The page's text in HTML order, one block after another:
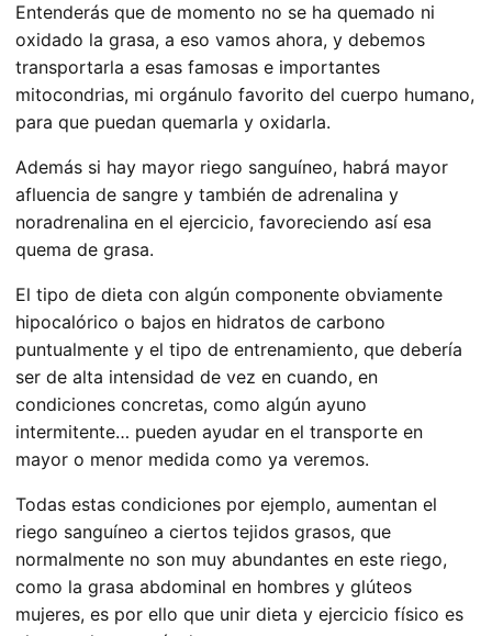
Entenderás que de momento no se ha quemado ni
oxidado la grasa, a eso vamos ahora, y debemos
transportarla a esas famosas e importantes
mitocondrias, mi orgánulo favorito del cuerpo humano,
para que puedan quemarla y oxidarla.
Además si hay mayor riego sanguíneo, habrá mayor
afluencia de sangre y también de adrenalina y
noradrenalina en el ejercicio, favoreciendo así esa
quema de grasa.
El tipo de dieta con algún componente obviamente
hipocalórico o bajos en hidratos de carbono
puntualmente y el tipo de entrenamiento, que debería
ser de alta intensidad de vez en cuando, en
condiciones concretas, como algún ayuno
intermitente… pueden ayudar en el transporte en
mayor o menor medida como ya veremos.
Todas estas condiciones por ejemplo, aumentan el
riego sanguíneo a ciertos tejidos grasos, que
normalmente no son muy abundantes en este riego,
como la grasa abdominal en hombres y glúteos
mujeres, es por ello que unir dieta y ejercicio físico es